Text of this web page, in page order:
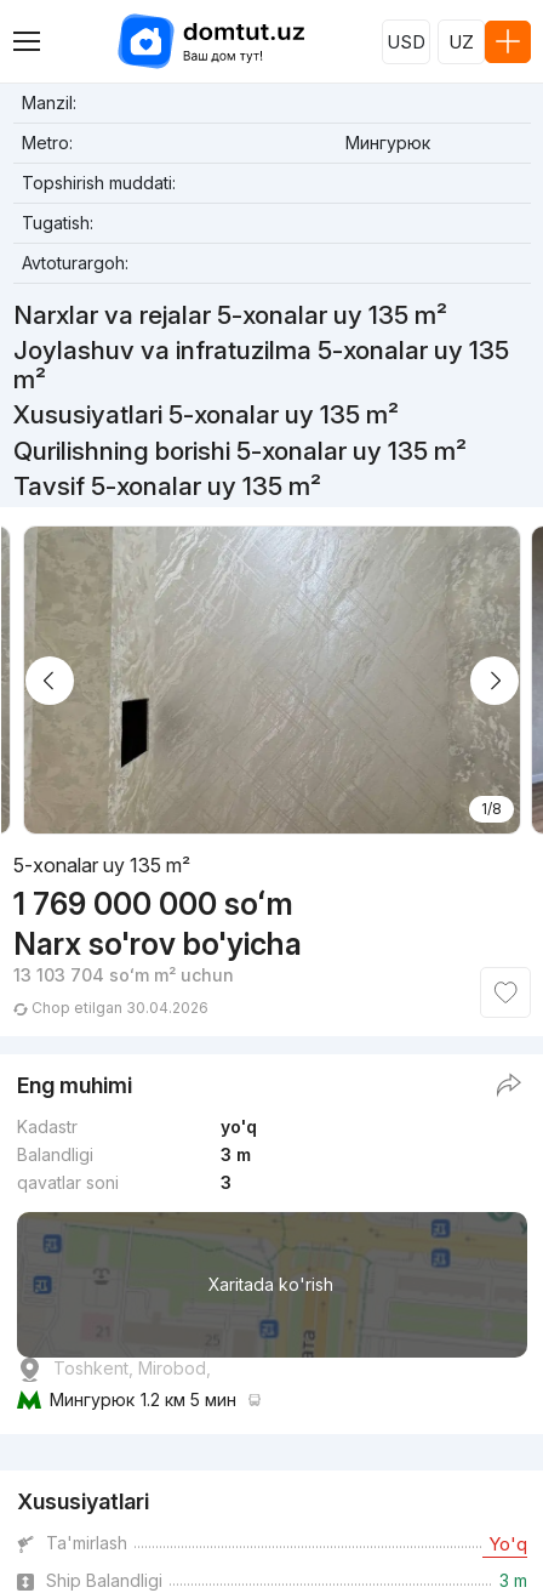
USD UZ
Manzil:
Metro:
Мингурюк
Topshirish muddati:
Tugatish:
Avtoturargoh:
Narxlar va rejalar 5-xonalar uy 135 m²
Joylashuv va infratuzilma 5-xonalar uy 135
m²
Xususiyatlari 5-xonalar uy 135 m²
Qurilishning borishi 5-xonalar uy 135 m²
Tavsif 5-xonalar uy 135 m²
1/8
5-xonalar uy 135 m²
1 769 000 000 soʻm
Narx so'rov bo'yicha
13 103 704 soʻmm² uchun
Chop etilgan 30.04.2026
Eng muhimi
Kadastr
yo'q
Balandligi
3 m
qavatlar soni
3
Xaritada ko'rish
Toshkent, Mirobod,
Мингурюк 1.2 км 5 мин
Xususiyatlari
Ta'mirlash Yo'q
Ship Balandligi 3 m